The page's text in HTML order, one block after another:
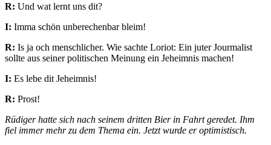
R: Und wat lernt uns dit?
I: Imma schön unberechenbar bleim!
R: Is ja och menschlicher. Wie sachte Loriot: Ein juter Jourmalist
sollte aus seiner politischen Meinung ein Jeheimnis machen!
I: Es lebe dit Jeheimnis!
R: Prost!
Rüdiger hatte sich nach seinem dritten Bier in Fahrt geredet. Ihm
fiel immer mehr zu dem Thema ein. Jetzt wurde er optimistisch.